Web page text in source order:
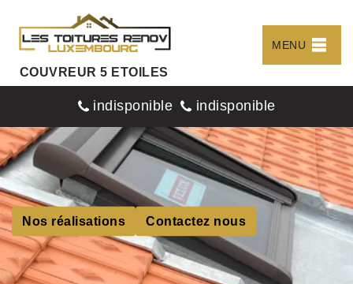
COUVREUR 5 ETOILES
MENU
indisponible indisponible
Nos réalisations Contactez nous